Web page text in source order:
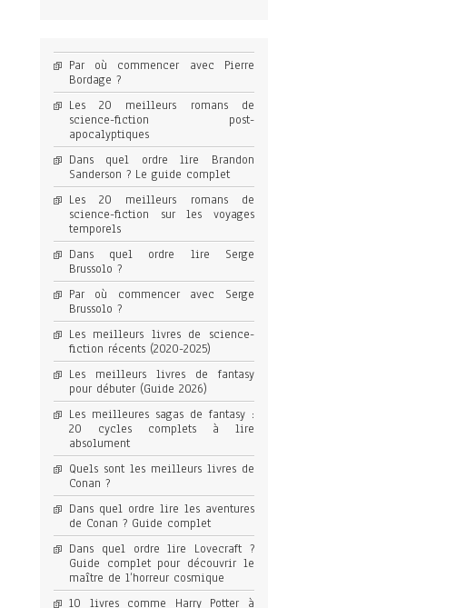
Par où commencer avec Pierre
Bordage ?
Les 20 meilleurs romans de
science-fiction post-
apocalyptiques
Dans quel ordre lire Brandon
Sanderson ? Le guide complet
Les 20 meilleurs romans de
science-fiction sur les voyages
temporels
Dans quel ordre lire Serge
Brussolo ?
Par où commencer avec Serge
Brussolo ?
Les meilleurs livres de science-
fiction récents (2020-2025)
Les meilleurs livres de fantasy
pour débuter (Guide 2026)
Les meilleures sagas de fantasy :
20 cycles complets à lire
absolument
Quels sont les meilleurs livres de
Conan ?
Dans quel ordre lire les aventures
de Conan ? Guide complet
Dans quel ordre lire Lovecraft ?
Guide complet pour découvrir le
maître de l’horreur cosmique
10 livres comme Harry Potter à